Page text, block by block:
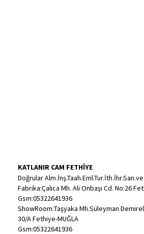
KATLANIR CAM FETHİYE
Doğrular
Fabrika:Çalıca Mh. Ali Onbaşı Cd. No:26
Gsm:05322641936
ShowRoom:Taşyaka Mh.Süleyman
30/A Fethiye-MUĞLA
Gsm:05322641936